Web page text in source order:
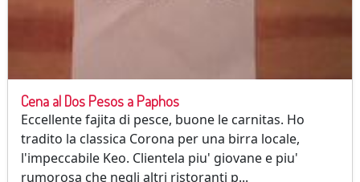
Cena al Dos Pesos a Paphos
Eccellente fajita di pesce, buone le carnitas. Ho
tradito la classica Corona per una birra locale,
l'impeccabile Keo. Clientela piu' giovane e piu'
rumorosa che negli altri ristoranti p...